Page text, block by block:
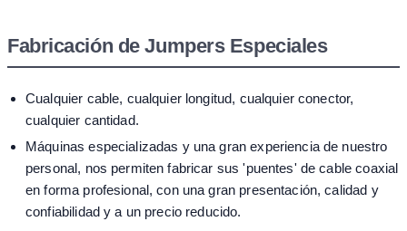
Fabricación de Jumpers Especiales
Cualquier cable, cualquier longitud, cualquier conector,
cualquier cantidad.
Máquinas especializadas y una gran experiencia de nuestro
personal, nos permiten fabricar sus 'puentes' de cable coaxial
en forma profesional, con una gran presentación, calidad y
confiabilidad y a un precio reducido.